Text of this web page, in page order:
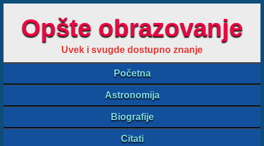
Opšte obrazovanje
Uvek i svugde dostupno znanje
Početna
Astronomija
Biografije
Citati